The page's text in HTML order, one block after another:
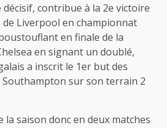
décisif, contribue à la 2e victoire
Liverpool en championnat
en finale de la
en signant un doublé,
a inscrit le 1er but des
Southampton sur son terrain 2
la saison donc en deux matches